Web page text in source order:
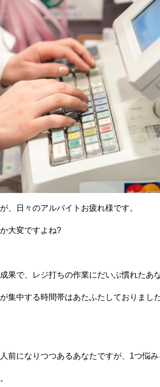
、日々のアルバイトお疲れ様です。
大変ですよね?
果で、レジ打ちの作業にだいぶ慣れたあな
集中する時間帯はあたふたしておりまし
前になりつつあるあなたですが、1つ悩み